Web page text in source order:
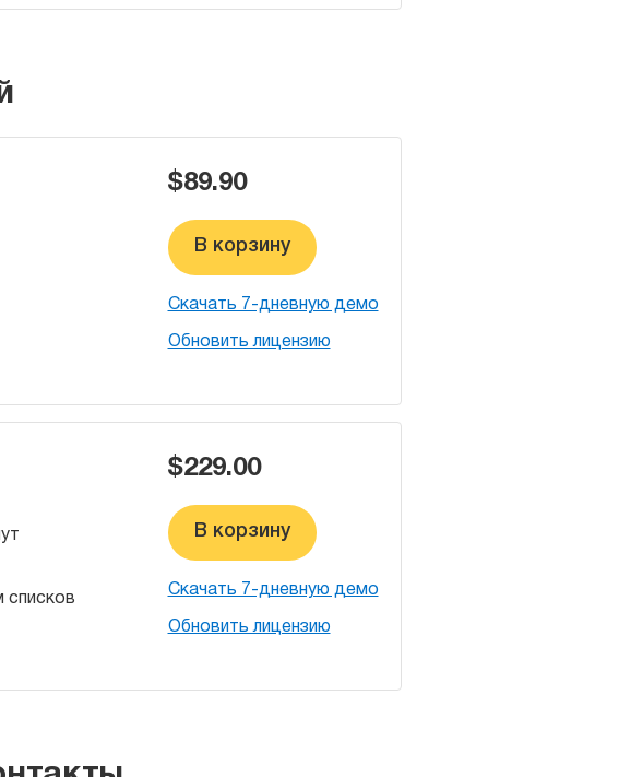
$89.90
В корзину
Скачать 7-дневную демо
Обновить лицензию
списков
$229.00
В корзину
Скачать 7-дневную демо
Обновить лицензию